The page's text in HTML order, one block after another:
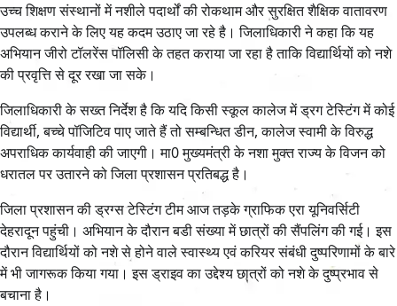
उच्च शिक्षण संस्थानों में नशीले पदार्थों की रोकथाम और सुरक्षित शैक्षिक वातावरण
उपलब्ध कराने के लिए यह कदम उठाए जा रहे है। जिलाधिकारी ने कहा कि यह
अभियान जीरो टॉलरेंस पॉलिसी के तहत कराया जा रहा है ताकि विद्यार्थियों को नशे
की प्रवृत्ति से दूर रखा जा सके।
जिलाधिकारी के सख्त निर्देश है कि यदि किसी स्कूल कालेज में ड्रग टेस्टिंग में कोई
विद्यार्थी, बच्चे पॉजिटिव पाए जाते हैं तो सम्बन्धित डीन, कालेज स्वामी के विरुद्ध
अपराधिक कार्यवाही की जाएगी। मा0 मुख्यमंत्री के नशा मुक्त राज्य के विजन को
धरातल पर उतारने को जिला प्रशासन प्रतिबद्ध है।
जिला प्रशासन की ड्रग्स टेस्टिंग टीम आज तड़के ग्राफिक एरा यूनिवर्सिटी
देहरादून पहुंची। अभियान के दौरान बडी संख्या में छात्रों की सैंपलिंग की गई। इस
दौरान विद्यार्थियों को नशे से होने वाले स्वास्थ्य एवं करियर संबंधी दुष्परिणामों के बारे
में भी जागरूक किया गया। इस ड्राइव का उद्देश्य छात्रों को नशे के दुष्प्रभाव से
बचाना है।